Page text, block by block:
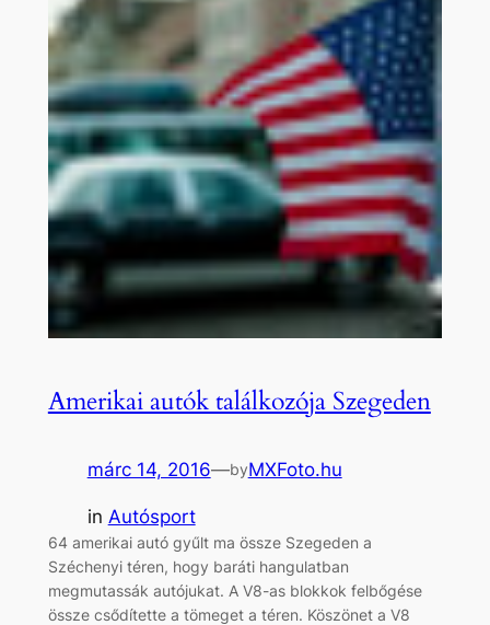
Amerikai autók találkozója Szegeden
márc 14, 2016—byMXFoto.hu
in Autósport
64 amerikai autó gyűlt ma össze Szegeden a
Széchenyi téren, hogy baráti hangulatban
megmutassák autójukat. A V8-as blokkok felbőgése
össze csődítette a tömeget a téren. Köszönet a V8